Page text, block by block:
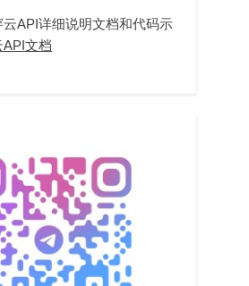
API详细说明文档和代码示
文档